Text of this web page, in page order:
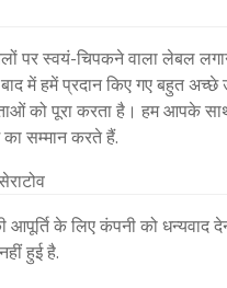
पर स्वयं-चिपकने वाला
में हमें प्रदान किए गए बहुत
को पूरा करता है। हम आपके
सम्मान करते हैं.
के लिए कंपनी को धन्यवाद
हुई है.